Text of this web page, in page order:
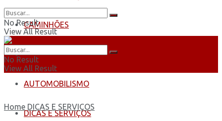
CAMINHÕES
ÔNIBUS
AUTOMOBILISMO
DICAS E SERVIÇOS
No Result
View All Result
No Result
View All Result
Home DICAS E SERVIÇOS